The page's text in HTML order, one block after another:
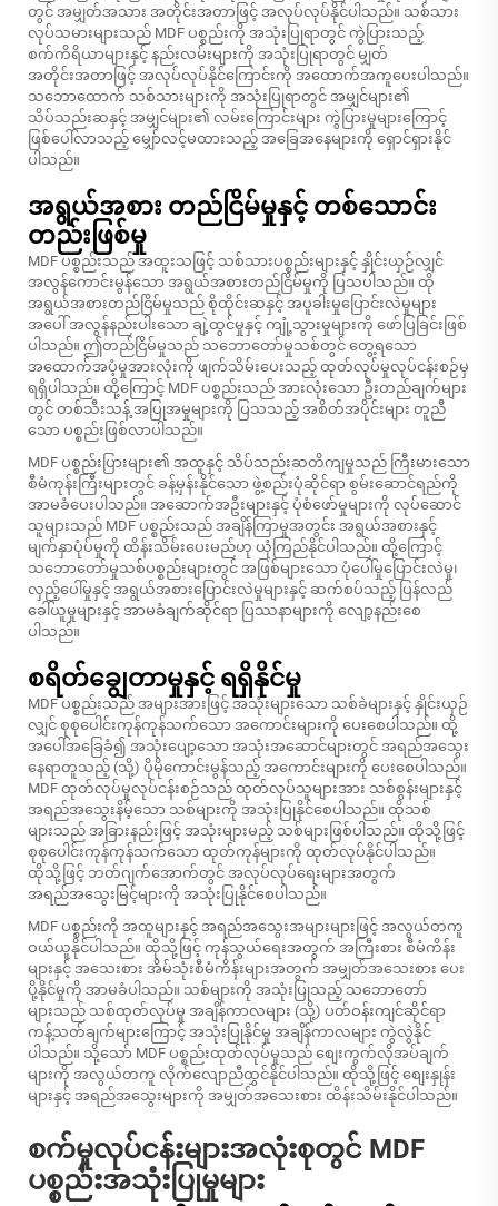
တွင် အမျှတ်အသား အတိုင်းအတာဖြင့် အလုပ်လုပ်နိုင်ပါသည်။ သစ်သား
လုပ်သမားများသည် MDF ပစ္စည်းကို အသုံးပြုရာတွင် ကွဲပြားသည့်
စက်ကိရိယာများနှင့် နည်းလမ်းများကို အသုံးပြုရာတွင် မျှတ်
အတိုင်းအတာဖြင့် အလုပ်လုပ်နိုင်ကြောင်းကို အထောက်အကူပေးပါသည်။
သဘောထောက် သစ်သားများကို အသုံးပြုရာတွင် အမျှင်များ၏
သိပ်သည်းဆနှင့် အမျှင်များ၏ လမ်းကြောင်းများ ကွဲပြားမှုများကြောင့်
ဖြစ်ပေါ်လာသည့် မျှော်လင့်မထားသည့် အခြေအနေများကို ရှောင်ရှားနိုင်
ပါသည်။
အရွယ်အစား တည်ငြိမ်မှုနှင့် တစ်သောင်း
တည်းဖြစ်မှု
MDF ပစ္စည်းသည် အထူးသဖြင့် သစ်သားပစ္စည်းများနှင့် နှိုင်းယှဉ်လျှင်
အလွန်ကောင်းမွန်သော အရွယ်အစားတည်ငြိမ်မှုကို ပြသပါသည်။ ထို
အရွယ်အစားတည်ငြိမ်မှုသည် စိုထိုင်းဆနှင့် အပူခါးမှုပြောင်းလဲမှုများ
အပေါ် အလွန်နည်းပါးသော ချဲ့ထွင်မှုနှင့် ကျုံ့သွားမှုများကို ဖော်ပြခြင်းဖြစ်
ပါသည်။ ဤတည်ငြိမ်မှုသည် သဘောတော်မှုသစ်တွင် တွေ့ရသော
အထောက်အပံ့မှုအားလုံးကို ဖျက်သိမ်းပေးသည့် ထုတ်လုပ်မှုလုပ်ငန်းစဉ်မှ
ရရှိပါသည်။ ထို့ကြောင့် MDF ပစ္စည်းသည် အားလုံးသော ဦးတည်ချက်များ
တွင် တစ်သီးသန့် အပြုအမှုများကို ပြသသည့် အစိတ်အပိုင်းများ တူညီ
သော ပစ္စည်းဖြစ်လာပါသည်။
MDF ပစ္စည်းပြားများ၏ အထူနှင့် သိပ်သည်းဆတိကျမှုသည် ကြီးမားသော
စီမံကုန်းကြီးများတွင် ခန့်မှန်းနိုင်သော ဖွဲ့စည်းပုံဆိုင်ရာ စွမ်းဆောင်ရည်ကို
အာမခံပေးပါသည်။ အဆောက်အဦးများနှင့် ပုံစံဖော်မှုများကို လုပ်ဆောင်
သူများသည် MDF ပစ္စည်းသည် အချိန်ကြာမှုအတွင်း အရွယ်အစားနှင့်
မျက်နှာပုံပ်မှုကို ထိန်းသိမ်းပေးမည်ဟု ယုံကြည်နိုင်ပါသည်။ ထို့ကြောင့်
သဘောတော်မှုသစ်ပစ္စည်းများတွင် အဖြစ်များသော ပုံပေါ်မှုပြောင်းလဲမှု၊
လှည့်ပေါ်မှုနှင့် အရွယ်အစားပြောင်းလဲမှုများနှင့် ဆက်စပ်သည့် ပြန်လည်
ခေါ်ယူမှုများနှင့် အာမခံချက်ဆိုင်ရာ ပြဿနာများကို လျော့နည်းစေ
ပါသည်။
စရိတ်ချွေတာမှုနှင့် ရရှိနိုင်မှု
MDF ပစ္စည်းသည် အများအားဖြင့် အသုံးများသော သစ်ခဲများနှင့် နှိုင်းယှဉ်
လျှင် စုစုပေါင်းကုန်ကုန်သက်သော အကောင်းများကို ပေးစေပါသည်။ ထို့
အပေါ်အခြေခံ၍ အသုံးပျော့သော အသုံးအဆောင်များတွင် အရည်အသွေး
နေရာတူသည့် (သို့) ပိုမိုကောင်းမွန်သည့် အကောင်းများကို ပေးစေပါသည်။
MDF ထုတ်လုပ်မှုလုပ်ငန်းစဉ်သည် ထုတ်လုပ်သူများအား သစ်စွန်းများနှင့်
အရည်အသွေးနိမ့်သော သစ်များကို အသုံးပြုနိုင်စေပါသည်။ ထိုသစ်
များသည် အခြားနည်းဖြင့် အသုံးများမည့် သစ်များဖြစ်ပါသည်။ ထိုသို့ဖြင့်
စုစုပေါင်းကုန်ကုန်သက်သော ထုတ်ကုန်များကို ထုတ်လုပ်နိုင်ပါသည်။
ထိုသို့ဖြင့် ဘတ်ဂျက်အောက်တွင် အလုပ်လုပ်ရေးများအတွက်
အရည်အသွေးမြင့်များကို အသုံးပြုနိုင်စေပါသည်။
MDF ပစ္စည်းကို အထူများနှင့် အရည်အသွေးအများများဖြင့် အလွယ်တကူ
ဝယ်ယူနိုင်ပါသည်။ ထိုသို့ဖြင့် ကုန်သွယ်ရေးအတွက် အကြီးစား စီမံကိန်း
များနှင့် အသေးစား အိမ်သုံးစီမံကိန်းများအတွက် အမျှတ်အသေးစား ပေး
ပို့နိုင်မှုကို အာမခံပါသည်။ သစ်များကို အသုံးပြုသည့် သဘောတော်
များသည် သစ်ထုတ်လုပ်မှု အချိန်ကာလများ (သို့) ပတ်ဝန်းကျင်ဆိုင်ရာ
ကန့်သတ်ချက်များကြောင့် အသုံးပြုနိုင်မှု အချိန်ကာလများ ကွဲလွဲနိုင်
ပါသည်။ သို့သော် MDF ပစ္စည်းထုတ်လုပ်မှုသည် စျေးကွက်လိုအပ်ချက်
များကို အလွယ်တကူ လိုက်လျောညီထွှင်နိုင်ပါသည်။ ထိုသို့ဖြင့် စျေးနှုန်း
များနှင့် အရည်အသွေးများကို အမျှတ်အသေးစား ထိန်းသိမ်းနိုင်ပါသည်။
စက်မှုလုပ်ငန်းများအလုံးစုတွင် MDF
ပစ္စည်းအသုံးပြုမှုများ